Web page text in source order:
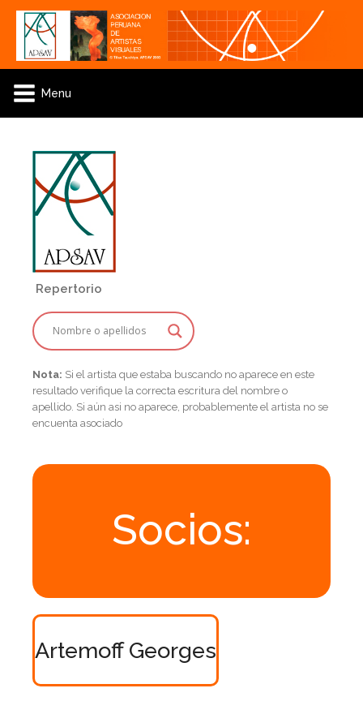
Menu
Repertorio
Nota: Si el artista que estaba buscando no aparece en este
resultado verifique la correcta escritura del nombre o
apellido. Si aún asi no aparece, probablemente el artista no se
encuenta asociado
Socios:
Artemoff Georges